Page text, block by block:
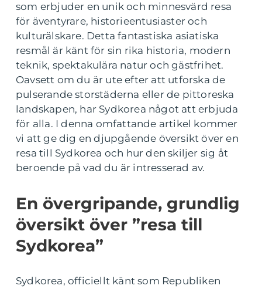
som erbjuder en unik och minnesvärd resa
för äventyrare, historieentusiaster och
kulturälskare. Detta fantastiska asiatiska
resmål är känt för sin rika historia, modern
teknik, spektakulära natur och gästfrihet.
Oavsett om du är ute efter att utforska de
pulserande storstäderna eller de pittoreska
landskapen, har Sydkorea något att erbjuda
för alla. I denna omfattande artikel kommer
vi att ge dig en djupgående översikt över en
resa till Sydkorea och hur den skiljer sig åt
beroende på vad du är intresserad av.
En övergripande, grundlig
översikt över ”resa till
Sydkorea”
Sydkorea, officiellt känt som Republiken